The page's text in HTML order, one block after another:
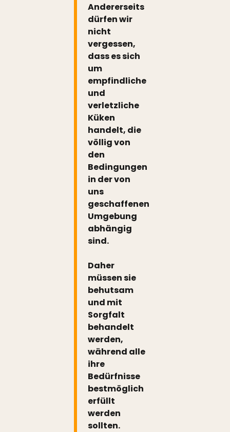
Andererseits
dürfen wir
nicht
vergessen,
dass es sich
um
empfindliche
und
verletzliche
Küken
handelt, die
völlig von
den
Bedingungen
in der von
uns
geschaffenen
Umgebung
abhängig
sind.
Daher
müssen sie
behutsam
und mit
Sorgfalt
behandelt
werden,
während alle
ihre
Bedürfnisse
bestmöglich
erfüllt
werden
sollten.